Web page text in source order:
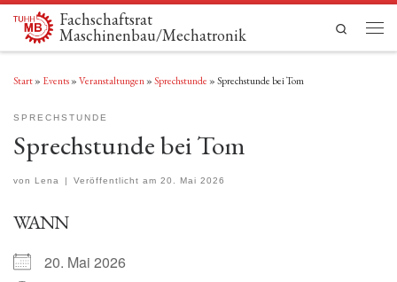
Zum Inhalt springen
Fachschaftsrat
Maschinenbau/Mechatronik
Search
Start» Events» Veranstaltungen » Sprechstunde » Sprechstunde bei Tom
SPRECHSTUNDE
Sprechstunde bei Tom
von Lena Veröffentlicht am20. Mai 2026
WANN
20. Mai 2026